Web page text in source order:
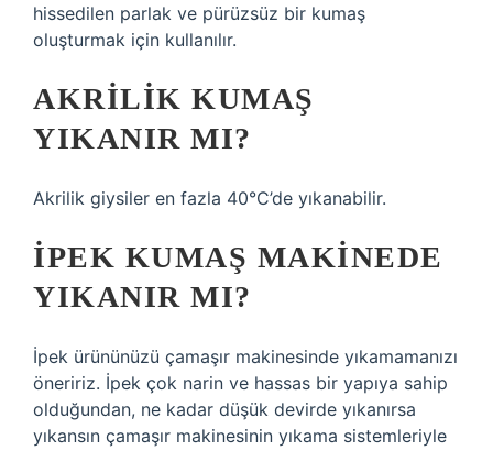
hissedilen parlak ve pürüzsüz bir kumaş
oluşturmak için kullanılır.
AKRILIK KUMAŞ
YIKANIR MI?
Akrilik giysiler en fazla 40°C’de yıkanabilir.
İPEK KUMAŞ MAKINEDE
YIKANIR MI?
İpek ürününüzü çamaşır makinesinde yıkamamanızı
öneririz. İpek çok narin ve hassas bir yapıya sahip
olduğundan, ne kadar düşük devirde yıkanırsa
yıkansın çamaşır makinesinin yıkama sistemleriyle